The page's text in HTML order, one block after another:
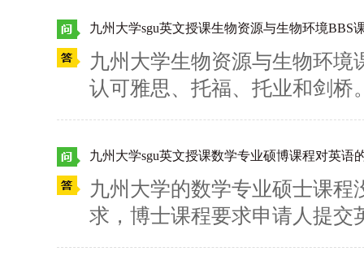
方建议分数： TOEFL-iBT: 52,
mp;amp;Reading: 500、
+、托福89+。 有关日本大学
呢？快来咨询柠檬留学吧~
九州大学sgu英文授课生物资源与生物环境BBS
九州大学生物资源与生物环
认可雅思、托福、托业和剑桥
檬留学建议：托业800+、托
柠檬留学吧~
九州大学sgu英文授课数学专业硕博课程对英语
九州大学的数学专业硕士课
求，博士课程要求申请人提交
求。 柠檬留学建议提交托业